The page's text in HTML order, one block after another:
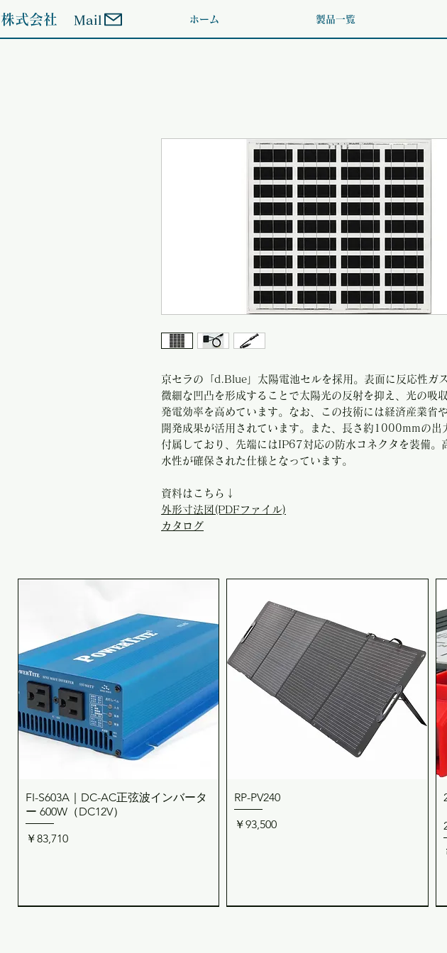
式会社 Mail ホーム 製品一覧
京セラの「d.Blue」太陽電池セルを採用。表面に反応性ガ
微細な凹凸を形成することで太陽光の反射を抑え、光の吸
発電効率を高めています。なお、この技術には経済産業省
開発成果が活用されています。また、長さ約1000mmの出
付属しており、先端にはIP67対応の防水コネクタを装備。
水性が確保された仕様となっています。
資料はこちら↓
外形寸法図(PDFファイル)
カタログ
クイックビュー
FI-S603A｜DC-AC正弦波インバータ
ー 600W（DC12V）
価格
￥83,710
RP-PV240
価格
￥93,500